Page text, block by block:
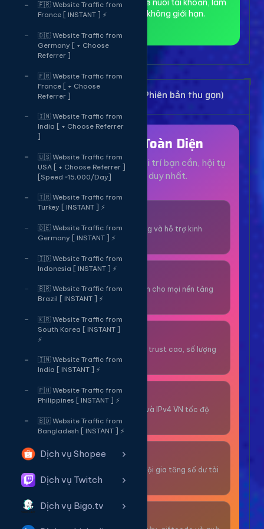
🇫🇷 Website Traffic from
France [ INSTANT ] ⚡
🇩🇪 Website Traffic from
Germany [ + Choose
Referrer ]
🇫🇷 Website Traffic from
France [ + Choose
Referrer ]
🇮🇳 Website Traffic from
India [ + Choose Referrer
🇺🇸 Website Traffic from
USA [ + Choose Referrer ]
[Speed ~15,000/Day]
🇹🇷 Website Traffic from
Turkey [ INSTANT ] ⚡
🇩🇪 Website Traffic from
Germany [ INSTANT ] ⚡
🇮🇩 Website Traffic from
Indonesia [ INSTANT ] ⚡
🇧🇷 Website Traffic from
Brazil [ INSTANT ] ⚡
🇰🇷 Website Traffic from
South Korea [ INSTANT ]
⚡
🇮🇳 Website Traffic from
India [ INSTANT ] ⚡
🇵🇭 Website Traffic from
Philippines [ INSTANT ] ⚡
🇧🇩 Website Traffic from
Bangladesh [ INSTANT ] ⚡
Dịch vụ Shopee
Dịch vụ Twitch
Dịch vụ Bigo.tv
toàn và ẩn danh, phù hợp để nuôi tài khoản, làm
MMO và truy cập web không giới hạn.
Bảng Dịch Vụ Mạng Xã Hội (Phiên bản thu gọn)
Hệ Sinh Thái Toàn Diện
Mọi dịch vụ, tiện ích và giải trí bạn cần, hội tụ
tại một nền tảng duy nhất.
1000+ Dịch Vụ
Công cụ tăng trưởng và hỗ trợ kinh
doanh online.
Thuê OTP SĐT
Nhận code xác minh cho mọi nền tảng
tức thì.
OTP/Mua Gmail
Tài khoản gmail cổ, trust cao, số lượng
lớn.
Thuê Proxy
Proxy dân cư xoay và IPv4 VN tốc độ
cao.
Giải Trí
Thư giãn và có cơ hội gia tăng số dư tài
khoản.